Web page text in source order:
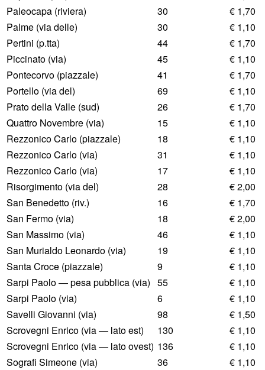
Paleocapa (riviera)
30
€ 1,70
Palme (via delle)
30
€ 1,10
Pertini (p.tta)
44
€ 1,70
Piccinato (via)
45
€ 1,10
Pontecorvo (piazzale)
41
€ 1,70
Portello (via del)
69
€ 1,10
Prato della Valle (sud)
26
€ 1,70
Quattro Novembre (via)
15
€ 1,10
Rezzonico Carlo (piazzale)
18
€ 1,10
Rezzonico Carlo (via)
31
€ 1,10
Rezzonico Carlo (via)
17
€ 1,10
Risorgimento (via del)
28
€ 2,00
San Benedetto (riv.)
16
€ 1,70
San Fermo (via)
18
€ 2,00
San Massimo (via)
46
€ 1,10
San Murialdo Leonardo (via)
19
€ 1,10
Santa Croce (piazzale)
9
€ 1,10
Sarpi Paolo — pesa pubblica (via) 55
€ 1,10
Sarpi Paolo (via)
6
€ 1,10
Savelli Giovanni (via)
98
€ 1,50
Scrovegni Enrico (via — lato est)
130
€ 1,10
Scrovegni Enrico (via — lato ovest) 136
€ 1,10
Sografi Simeone (via)
36
€ 1,10